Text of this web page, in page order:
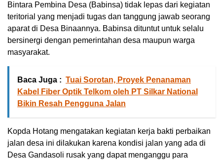
Bintara Pembina Desa (Babinsa) tidak lepas dari kegiatan
teritorial yang menjadi tugas dan tanggung jawab seorang
aparat di Desa Binaannya. Babinsa dituntut untuk selalu
bersinergi dengan pemerintahan desa maupun warga
masyarakat.
Baca Juga : Tuai Sorotan, Proyek Penanaman
Kabel Fiber Optik Telkom oleh PT Silkar National
Bikin Resah Pengguna Jalan
Kopda Hotang mengatakan kegiatan kerja bakti perbaikan
jalan desa ini dilakukan karena kondisi jalan yang ada di
Desa Gandasoli rusak yang dapat menganggu para